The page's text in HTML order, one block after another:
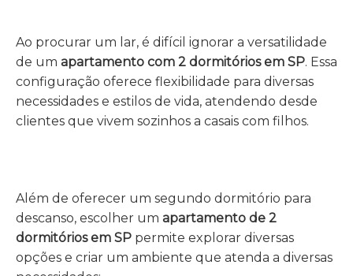
Ao procurar um lar, é difícil ignorar a versatilidade
de um apartamento com 2 dormitórios em SP. Essa
configuração oferece flexibilidade para diversas
necessidades e estilos de vida, atendendo desde
clientes que vivem sozinhos a casais com filhos.
Além de oferecer um segundo dormitório para
descanso, escolher um apartamento de 2
dormitórios em SP permite explorar diversas
opções e criar um ambiente que atenda a diversas